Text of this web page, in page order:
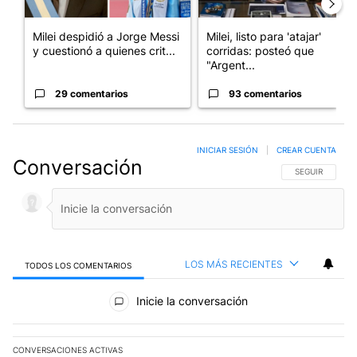
Milei despidió a Jorge Messi
y cuestionó a quienes crit...
29 comentarios
Milei, listo para 'atajar'
corridas: posteó que
"Argent...
93 comentarios
Conversación SIGA ESTA
SEGUIR
INICIAR SESIÓN CREAR CUENTA
TODOS LOS COMENTARIOS LOS MÁS RECIENTES
Todos los comentarios
Inicie la conversación
CONVERSACIONES ACTIVAS